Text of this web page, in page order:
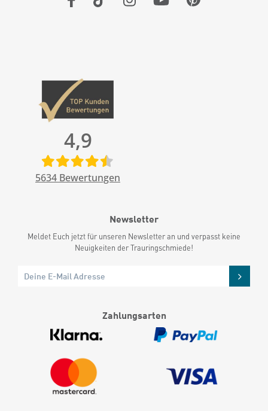
4,9
5634 Bewertungen
Newsletter
Meldet Euch jetzt für unseren Newsletter an und verpasst keine
Neuigkeiten der Trauringschmiede!
Zahlungsarten